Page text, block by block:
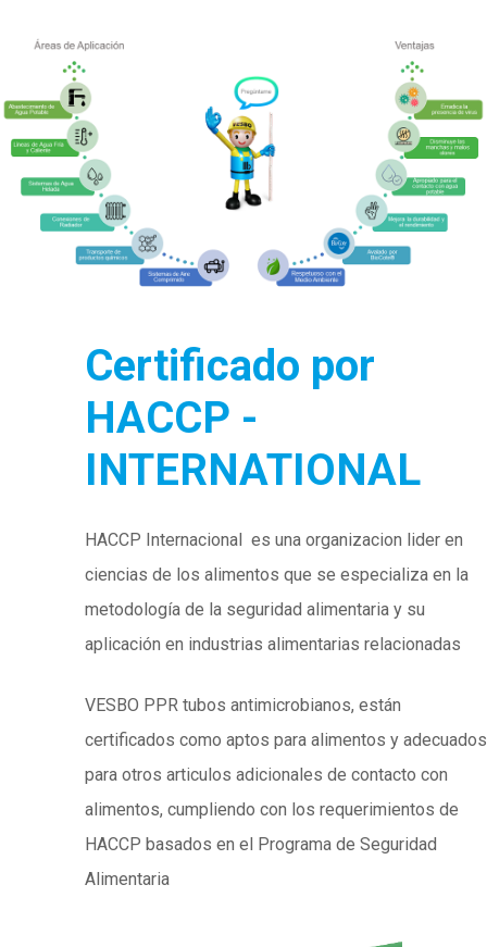
Certificado por
HACCP -
INTERNATIONAL
HACCP Internacional es una organizacion lider en
ciencias de los alimentos que se especializa en la
metodología de la seguridad alimentaria y su
aplicación en industrias alimentarias relacionadas
VESBO PPR tubos antimicrobianos, están
certificados como aptos para alimentos y adecuados
para otros articulos adicionales de contacto con
alimentos, cumpliendo con los requerimientos de
HACCP basados en el Programa de Seguridad
Alimentaria